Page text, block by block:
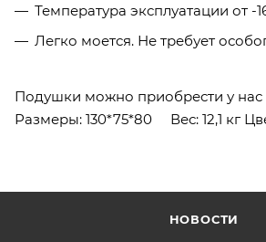
Температура эксплуатации от -
Легко моется. Не требует
Подушки можно приобрести у нас
Размеры: 130*75*80 Вес: 12,1 кг
НОВОСТИ